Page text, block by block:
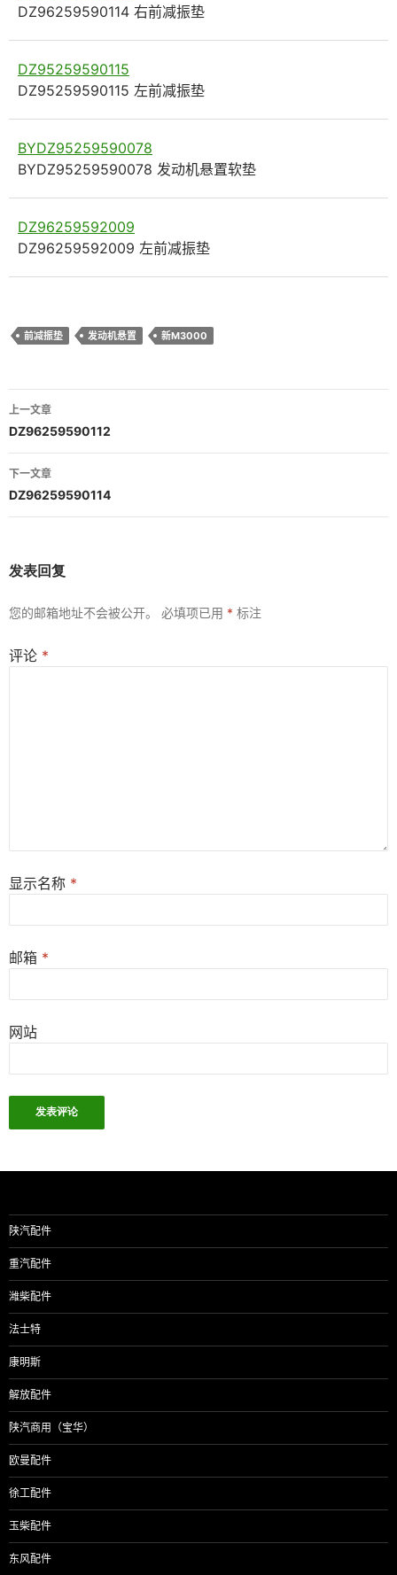
DZ96259590114 右前减振垫
DZ95259590115
DZ95259590115 左前减振垫
BYDZ95259590078
BYDZ95259590078 发动机悬置软垫
DZ96259592009
DZ96259592009 左前减振垫
前减振垫 发动机悬置 新M3000
文
章
导
航
上一文章
DZ96259590112
下一文章
DZ96259590114
发表回复
您的邮箱地址不会被公开。 必填项已用 * 标注
评论 *
显示名称 *
邮箱 *
网站
陕汽配件
重汽配件
潍柴配件
法士特
康明斯
解放配件
陕汽商用（宝华）
欧曼配件
徐工配件
玉柴配件
东风配件